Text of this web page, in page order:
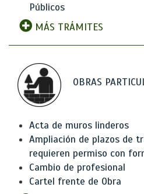
Públicos
MÁS TRÁMITES
OBRAS
Acta de muros linderos
Ampliación de plazos de
requieren permiso con
Cambio de profesional
Cartel frente de Obra